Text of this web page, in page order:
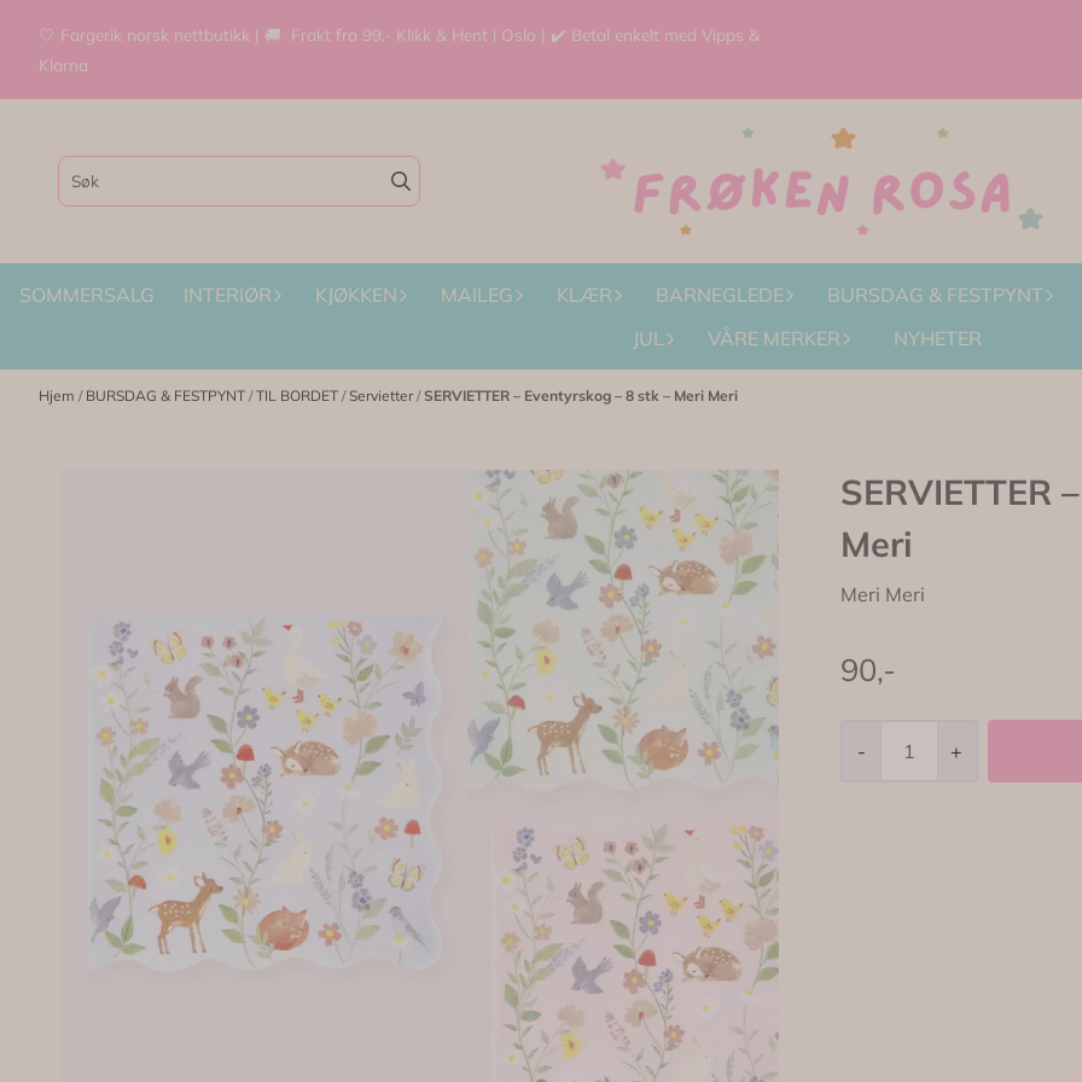
Hopp til innhold
🤍 Fargerik norsk nettbutikk | 🚚 Frakt fra 99,- Klikk & Hent i Oslo | ✔️ Betal enkelt med Vipps &
Klarna
SOMMERSALG INTERIØR KJØKKEN MAILEG KLÆR BARNEGLEDE BURSDAG & FESTPYNT
JUL
VÅRE MERKER NYHETER
Hjem / BURSDAG & FESTPYNT /TIL BORDET /Servietter/SERVIETTER – Eventyrskog – 8 stk – Meri Meri
SERVIETTER
Meri
Meri Meri
90,-
- +